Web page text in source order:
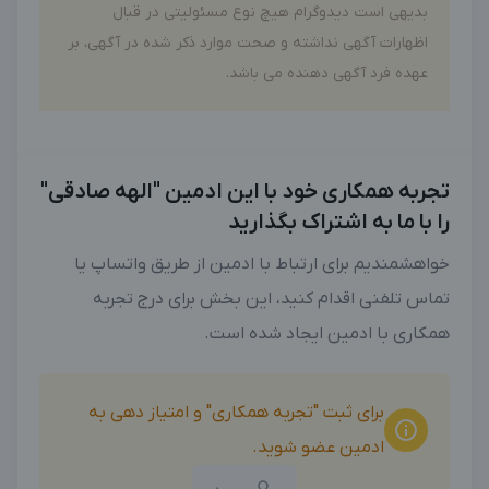
بدیهی است دیدوگرام هیچ نوع مسئولیتی در قبال
اظهارات آگهی نداشته و صحت موارد ذکر شده در آگهی، بر
عهده فرد آگهی دهنده می باشد.
تجربه همکاری خود با این ادمین "الهه صادقی"
را با ما به اشتراک بگذارید
خواهشمندیم برای ارتباط با ادمین از طریق واتساپ یا
تماس تلفنی اقدام کنید، این بخش برای درج تجربه
همکاری با ادمین ایجاد شده است.
برای ثبت "تجربه همکاری" و امتیاز دهی به
ادمین عضو شوید.